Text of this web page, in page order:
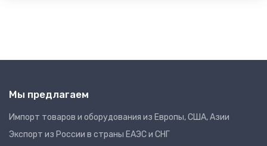
Мы предлагаем
Импорт товаров и оборудования из Европы, США, Азии
Экспорт из России в страны ЕАЭС и СНГ